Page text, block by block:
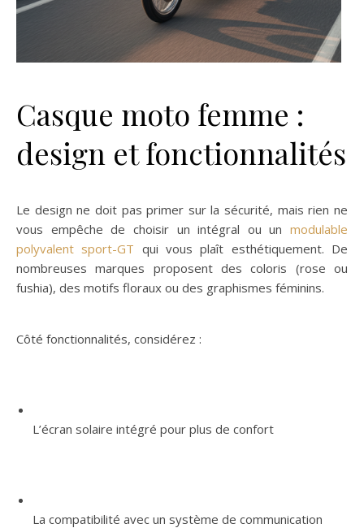
Casque moto femme :
design et fonctionnalités
Le design ne doit pas primer sur la sécurité, mais rien ne
vous empêche de choisir un intégral ou un modulable
polyvalent sport-GT qui vous plaît esthétiquement. De
nombreuses marques proposent des coloris (rose ou
fushia), des motifs floraux ou des graphismes féminins.
Côté fonctionnalités, considérez :
L’écran solaire intégré pour plus de confort
La compatibilité avec un système de communication